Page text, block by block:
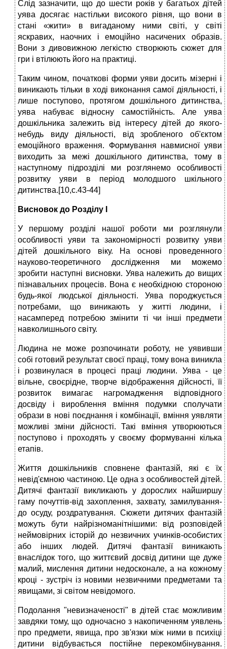
Слід зазначити, що до шести років у багатьох дітей
уява досягає настільки високого рівня, що вони в
стані «жити» в вигаданому ними світі, у світі
яскравих, наочних і емоційно насичених образів.
Вони з дивовижною легкістю створюють сюжет для
гри і втілюють його на практиці.
Таким чином, початкові форми уяви досить мізерні і
виникають тільки в ході виконання самої діяльності, і
лише поступово, протягом дошкільного дитинства,
уява набуває відносну самостійність. Але уява
дошкільника залежить від інтересу дітей до якого-
небудь виду діяльності, від зробленого об'єктом
емоційного враження. Формування навмисної уяви
виходить за межі дошкільного дитинства, тому в
наступному підрозділі ми розглянемо особливості
розвитку уяви в період молодшого шкільного
дитинства.[10,c.43-44]
Висновок до Розділу І
У першому розділі нашої роботи ми розглянули
особливості уяви та закономірності розвитку уяви
дітей дошкільного віку. На основі проведенного
науково-теоретичного дослідження ми можемо
зробити наступні висновки. Уява належить до вищих
пізнавальних процесів. Вона є необхідною стороною
будь-якої людської діяльності. Уява породжується
потребами, що виникають у житті людини, і
насамперед потребою змінити ті чи інші предмети
навколишнього світу.
Людина не може розпочинати роботу, не уявивши
собі готовий результат своєї праці, тому вона виникла
і розвинулася в процесі праці людини. Уява - це
вільне, своєрідне, творче відображення дійсності, її
розвиток вимагає нагромадження відповідного
досвіду і вироблення вміння подумки сполучати
образи в нові поєднання і комбінації, вміння уявляти
можливі зміни дійсності. Такі вміння утворюються
поступово і проходять у своєму формуванні кілька
етапів.
Життя дошкільників сповнене фантазій, які є їх
невід'ємною частиною. Це одна з особливостей дітей.
Дитячі фантазії викликають у дорослих найширшу
гаму почуттів-від захоплення, захвату, замилування-
до осуду, роздратування. Сюжети дитячих фантазій
можуть бути найрізноманітнішими: від розповідей
неймовірних історій до незвичних учинків-особистих
або інших людей. Дитячі фантазії виникають
внаслідок того, що життєвий досвід дитини ще дуже
малий, мислення дитини недосконале, а на кожному
кроці - зустріч із новими незвичними предметами та
явищами, зі світом невідомого.
Подолання "невизначеності" в дітей стає можливим
завдяки тому, що одночасно з накопиченням уявлень
про предмети, явища, про зв'язки між ними в психіці
дитини відбувається постійне перекомбінування.